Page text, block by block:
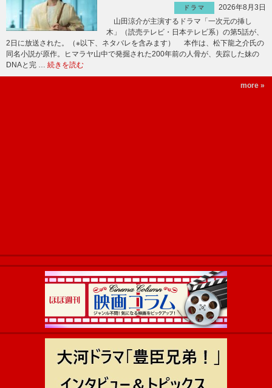
ドラマ
2026年8月3日
山田涼介が主演するドラマ「一次元の挿し
木」（読売テレビ・日本テレビ系）の第5話が、
2日に放送された。（※以下、ネタバレを含みます） 本作は、松下龍之介氏の
同名小説が原作。ヒマラヤ山中で発掘された200年前の人骨が、失踪した妹の
DNAと完 … 続きを読む
more »